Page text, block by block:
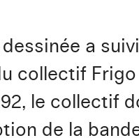
a
collectif
le collectif
de la